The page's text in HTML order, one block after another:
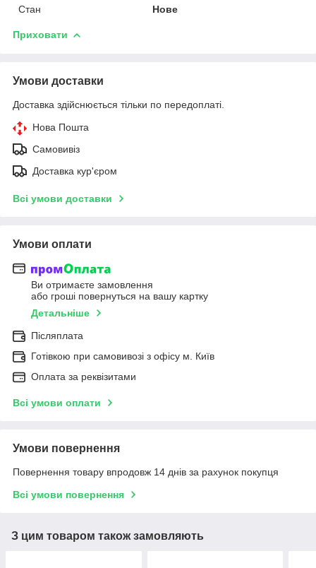
Стан
Нове
Приховати
Умови доставки
Доставка здійснюється тільки по передоплаті.
Нова Пошта
Самовивіз
Доставка кур'єром
Всі умови доставки
Умови оплати
Ви отримаєте замовлення
або гроші повернуться на вашу картку
Детальніше
Післяплата
Готівкою при самовивозі з офісу м. Київ
Оплата за реквізитами
Всі умови оплати
Умови повернення
Повернення товару впродовж 14 днів за рахунок покупця
Всі умови повернення
З цим товаром також замовляють